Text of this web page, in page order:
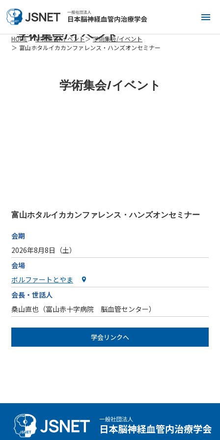
学術集会/イベント
HOME 学術集会/イベント
学術集会/イベント
富山ホタルイカカンファレンス・ハンズオンセミナー
学術集会/イベント
富山ホタルイカカンファレンス・ハンズオンセミナー
会期
2026年8月8日（土）
会場
ボルファートとやま
会長・世話人
桑山直也（富山赤十字病院 脳血管センター）
学会リンクへ